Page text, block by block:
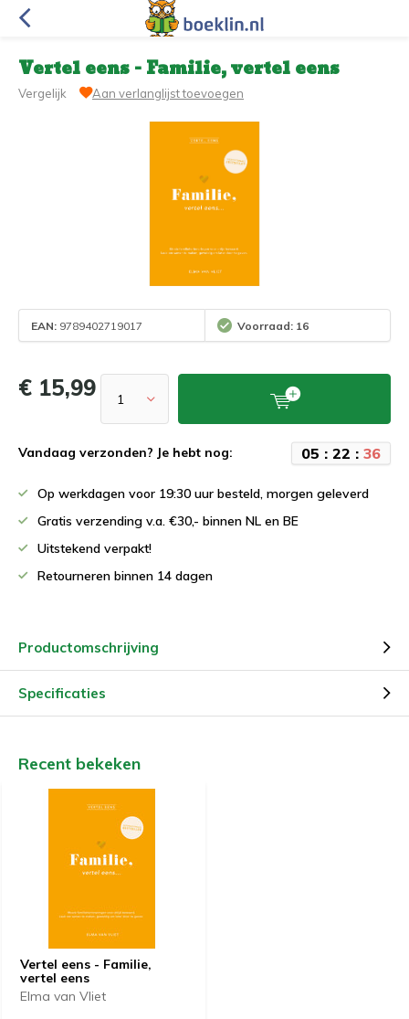
Vertel eens - Familie, vertel eens
Vergelijk Aan verlanglijst toevoegen
EAN: 9789402719017 Voorraad: 16
€ 15,99
Vandaag verzonden? Je hebt nog: 05 : 22 : 36
Op werkdagen voor 19:30 uur besteld, morgen geleverd
Gratis verzending v.a. €30,- binnen NL en BE
Uitstekend verpakt!
Retourneren binnen 14 dagen
Productomschrijving
Specificaties
Recent bekeken
Vertel eens - Familie,
vertel eens
Elma van Vliet